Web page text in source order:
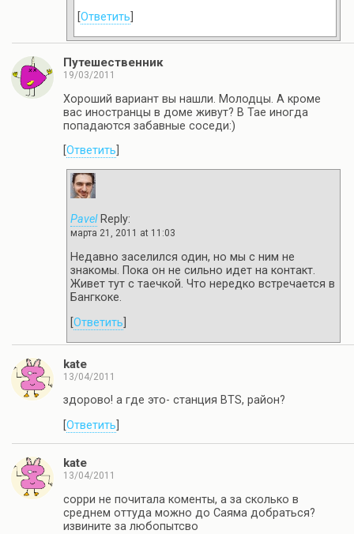
Ответить
Путешественник
19/03/2011
Хороший вариант вы нашли. Молодцы. А кроме
вас иностранцы в доме живут? В Тае иногда
попадаются забавные соседи:)
Ответить
PavelReply:
марта 21, 2011 at 11:03
Недавно заселился один, но мы с ним не
знакомы. Пока он не сильно идет на контакт.
Живет тут с таечкой. Что нередко встречается в
Бангкоке.
Ответить
kate
13/04/2011
здорово! а где это- станция BTS, район?
Ответить
kate
13/04/2011
сорри не почитала коменты, а за сколько в
среднем оттуда можно до Саяма добраться?
извините за любопытсво